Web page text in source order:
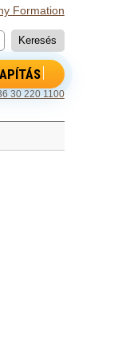
Formation
30 220 1100